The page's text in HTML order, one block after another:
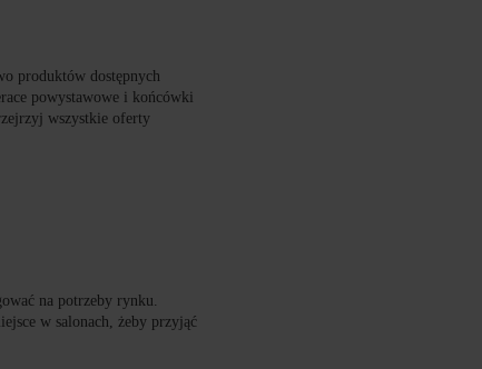
produktów dostępnych
powystawowe i końcówki
wszystkie oferty
na potrzeby rynku.
w salonach, żeby przyjąć